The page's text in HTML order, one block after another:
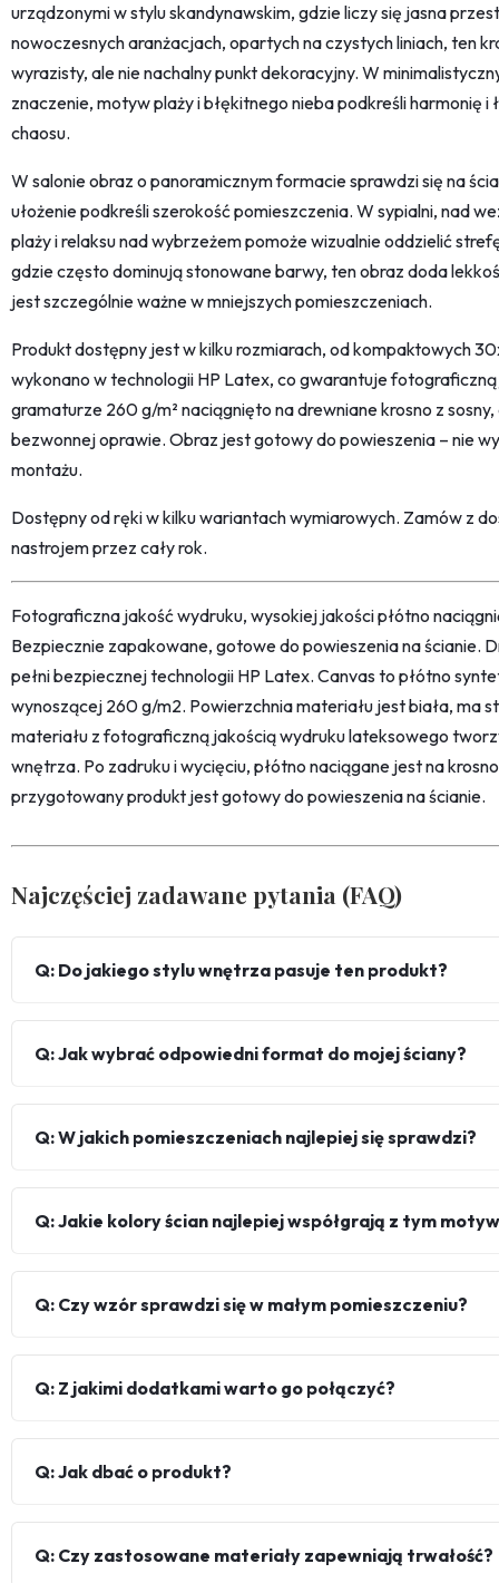
urządzonymi w stylu skandynawskim, gdzie liczy się jasna
nowoczesnych aranżacjach, opartych na czystych liniach, ten
wyrazisty, ale nie nachalny punkt dekoracyjny. W
znaczenie, motyw plaży i błękitnego nieba podkreśli harmonię
chaosu.
W salonie obraz o panoramicznym formacie sprawdzi się na
ułożenie podkreśli szerokość pomieszczenia. W sypialni, nad
plaży i relaksu nad wybrzeżem pomoże wizualnie oddzielić
gdzie często dominują stonowane barwy, ten obraz doda
jest szczególnie ważne w mniejszych pomieszczeniach.
Produkt dostępny jest w kilku rozmiarach, od kompaktowych
wykonano w technologii HP Latex, co gwarantuje
gramaturze 260 g/m² naciągnięto na drewniane krosno z
bezwonnej oprawie. Obraz jest gotowy do powieszenia – nie
montażu.
Dostępny od ręki w kilku wariantach wymiarowych. Zamów z
nastrojem przez cały rok.
Fotograficzna jakość wydruku, wysokiej jakości płótno
Bezpiecznie zapakowane, gotowe do powieszenia na ścianie.
pełni bezpiecznej technologii HP Latex. Canvas to płótno
wynoszącej 260 g/m2. Powierzchnia materiału jest biała, ma
materiału z fotograficzną jakością wydruku lateksowego
wnętrza. Po zadruku i wycięciu, płótno naciągane jest na
przygotowany produkt jest gotowy do powieszenia na ścianie.
Najczęściej zadawane pytania (FAQ)
Q: Do jakiego stylu wnętrza pasuje ten produkt?
Q: Jak wybrać odpowiedni format do mojej ściany?
Q: W jakich pomieszczeniach najlepiej się sprawdzi?
Q: Jakie kolory ścian najlepiej współgrają z tym
Q: Czy wzór sprawdzi się w małym pomieszczeniu?
Q: Z jakimi dodatkami warto go połączyć?
Q: Jak dbać o produkt?
Q: Czy zastosowane materiały zapewniają trwałość?